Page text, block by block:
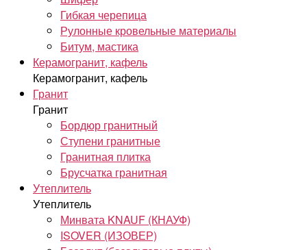
Гибкая черепица
Рулонные кровельные материалы
Битум, мастика
Керамогранит, кафель
Керамогранит, кафель
Гранит
Гранит
Бордюр гранитный
Ступени гранитные
Гранитная плитка
Брусчатка гранитная
Утеплитель
Утеплитель
Минвата KNAUF (КНАУФ)
ISOVER (ИЗОВЕР)